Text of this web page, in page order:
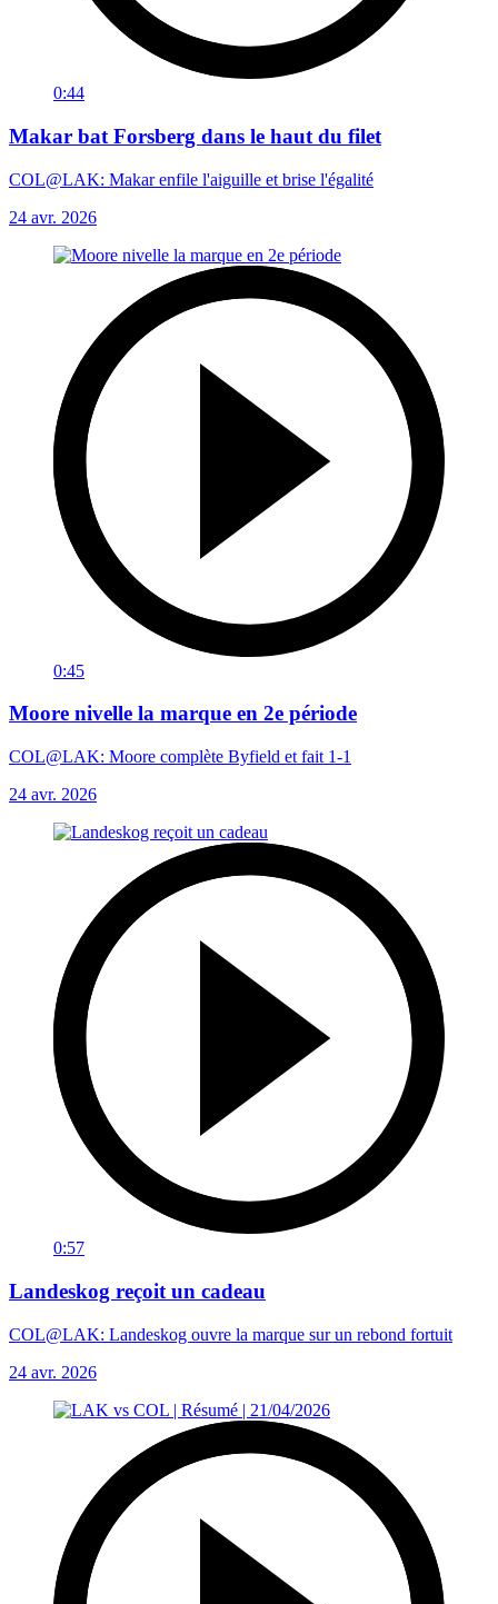
0:44
Makar bat Forsberg dans le haut du filet
COL@LAK: Makar enfile l'aiguille et brise l'égalité
24 avr. 2026
0:45
Moore nivelle la marque en 2e période
COL@LAK: Moore complète Byfield et fait 1-1
24 avr. 2026
0:57
Landeskog reçoit un cadeau
COL@LAK: Landeskog ouvre la marque sur un rebond fortuit
24 avr. 2026